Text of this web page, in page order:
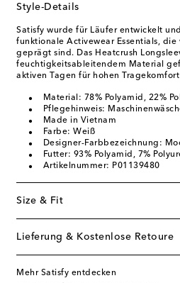
Style-Details
Satisfy wurde für Läufer entwickelt
funktionale Activewear Essentials, die
geprägt sind. Das Heatcrush
feuchtigkeitsableitendem Material
aktiven Tagen für hohen
Material: 78% Polyamid, 22%
Pflegehinweis:
Made in Vietnam
Farbe: Weiß
Designer-Farbbezeichnung:
Futter: 93% Polyamid, 7%
Artikelnummer: P01139480
Size & Fit
Lieferung & Kostenlose Retoure
Mehr Satisfy entdecken